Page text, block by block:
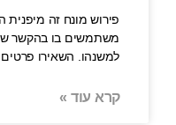
פירוש מונח זה מיפנית
משתמשים בו בהקשר
למשנהו. השאירו
קרא עוד »